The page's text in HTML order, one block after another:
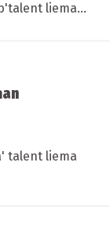
liema
talent liema